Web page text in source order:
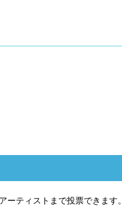
ティストまで投票できます。